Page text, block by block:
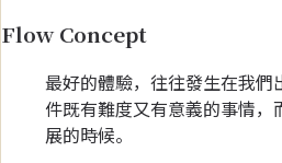
Flow Concept
最好的體驗，往往發生在我們
件既有難度又有意義的事情，
展的時候。